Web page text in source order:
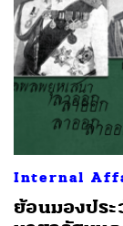
Internal
ย้อนมองประ
ค้นหา